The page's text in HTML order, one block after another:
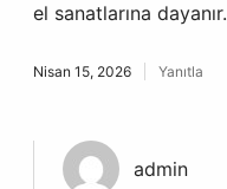
el sanatlarına dayanır.
Nisan 15, 2026 Yanıtla
admin